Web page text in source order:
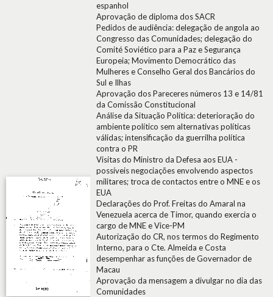
espanhol
Aprovação de diploma dos SACR
Pedidos de audiência: delegação de angola ao
Congresso das Comunidades; delegação do
Comité Soviético para a Paz e Segurança
Europeia; Movimento Democrático das
Mulheres e Conselho Geral dos Bancários do
Sul e Ilhas
Aprovação dos Pareceres números 13 e 14/81
da Comissão Constitucional
Análise da Situação Política: deterioração do
ambiente político sem alternativas políticas
válidas; intensificação da guerrilha política
contra o PR
Visitas do Ministro da Defesa aos EUA -
possíveis negociações envolvendo aspectos
militares; troca de contactos entre o MNE e os
EUA
Declarações do Prof. Freitas do Amaral na
Venezuela acerca de Timor, quando exercia o
cargo de MNE e Vice-PM
Autorização do CR, nos termos do Regimento
Interno, para o Cte. Almeida e Costa
desempenhar as funções de Governador de
Macau
Aprovação da mensagem a divulgar no dia das
Comunidades